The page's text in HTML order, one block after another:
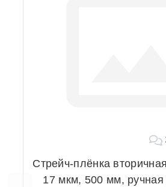
Стрейч-плёнка
17 мкм, 500 мм, ручная